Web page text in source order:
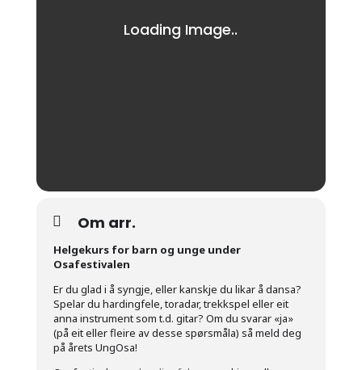
Om arr.
Helgekurs for barn og unge under
Osafestivalen
Er du glad i å syngje, eller kanskje du likar å dansa?
Spelar du hardingfele, toradar, trekkspel eller eit
anna instrument som t.d. gitar? Om du svarar «ja»
(på eit eller fleire av desse spørsmåla) så meld deg
på årets UngOsa!